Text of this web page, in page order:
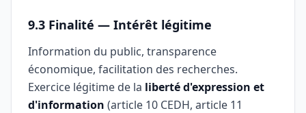
9.3 Finalité — Intérêt légitime
Information du public, transparence
économique, facilitation des recherches.
Exercice légitime de la liberté d'expression et
d'information (article 10 CEDH, article 11